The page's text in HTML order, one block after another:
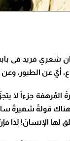
فريد فى بابه فى
أيّ عن الطيور،
جزءاً لا
قولةً شهيرةً
لها الإنسانَ! لذا